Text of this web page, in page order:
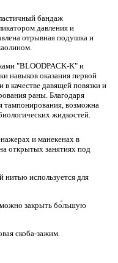
бандаж
давления и
отрывная подушка и
"BLOODPACK-K" и
навыков оказания первой
качестве давящей повязки и
раны. Благодаря
тампонирования, возможна
жидкостей.
и манекенах в
открытых занятиях под
нитью используется для
можно закрыть бо́льшую
скоба-зажим.